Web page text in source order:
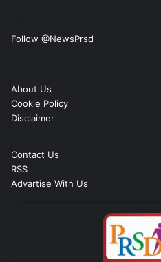
Follow @NewsPrsd
About Us
Cookie Policy
Disclaimer
Contact Us
RSS
Advartise With Us